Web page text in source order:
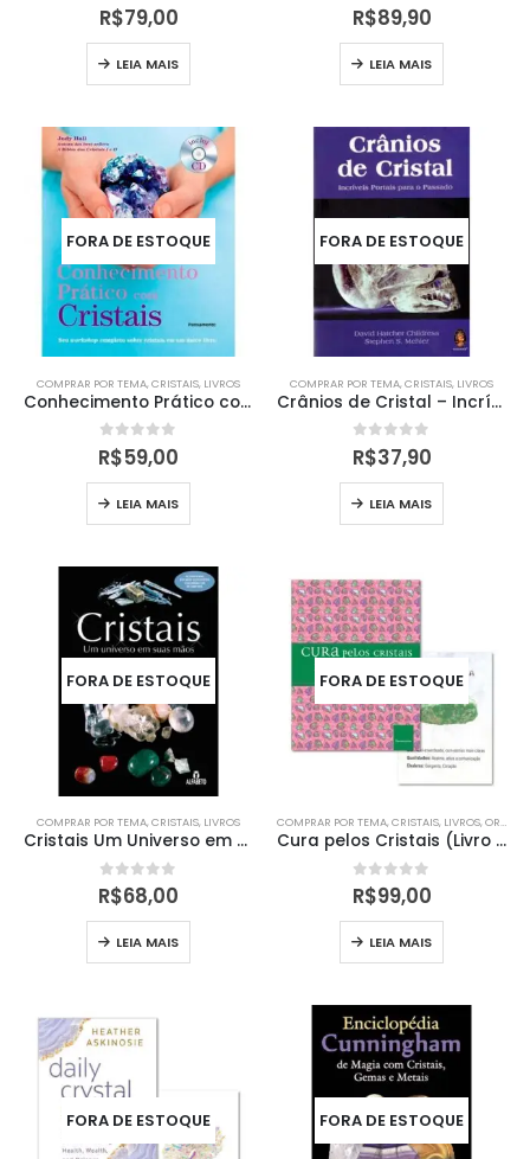
0out of 5
R$79,00
LEIA MAIS
0out of 5
R$89,90
LEIA MAIS
FORA DE ESTOQUE
COMPRAR POR TEMA,CRISTAIS, LIVROS
Conhecimento Prático com Cristais (Livro + CD)
0 out of 5
R$59,00
LEIA MAIS
FORA DE ESTOQUE
COMPRAR POR TEMA,CRISTAIS, LIVROS
Crânios de Cristal – Incríveis Portais para o Passado
0 out of 5
R$37,90
LEIA MAIS
FORA DE ESTOQUE
COMPRAR POR TEMA,CRISTAIS, LIVROS
Cristais Um Universo em suas mãos
0out of 5
R$68,00
LEIA MAIS
FORA DE ESTOQUE
COMPRAR POR TEMA,CRISTAIS, LIVROS,ORÁCULOS
Cura pelos Cristais (Livro + Cartas)
0out of 5
R$99,00
LEIA MAIS
FORA DE ESTOQUE FORA DE ESTOQUE